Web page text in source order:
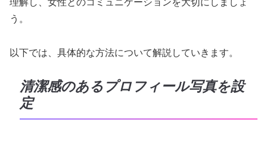
理解し、女性とのコミュニケーションを大切にしましょ
う。
以下では、具体的な方法について解説していきます。
清潔感のあるプロフィール写真を設
定